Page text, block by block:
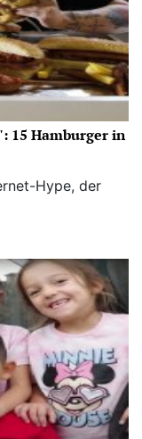
15 Hamburger in
Hype, der